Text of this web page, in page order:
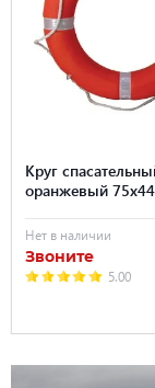
Круг
оранжевый
Нет в наличии
Звоните
5.00